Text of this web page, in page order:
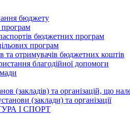
бюджету
бюджетних програм
програм
та отримувачів бюджетних коштів
благодійної допомоги
(закладів) та організацій, що
(заклади) та організації
І СПОРТ